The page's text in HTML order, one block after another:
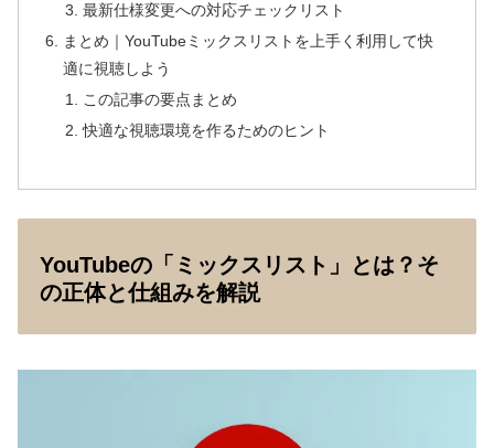
最新仕様変更への対応チェックリスト
まとめ｜YouTubeミックスリストを上手く利用して快
適に視聴しよう
この記事の要点まとめ
快適な視聴環境を作るためのヒント
YouTubeの「ミックスリスト」とは？そ
の正体と仕組みを解説